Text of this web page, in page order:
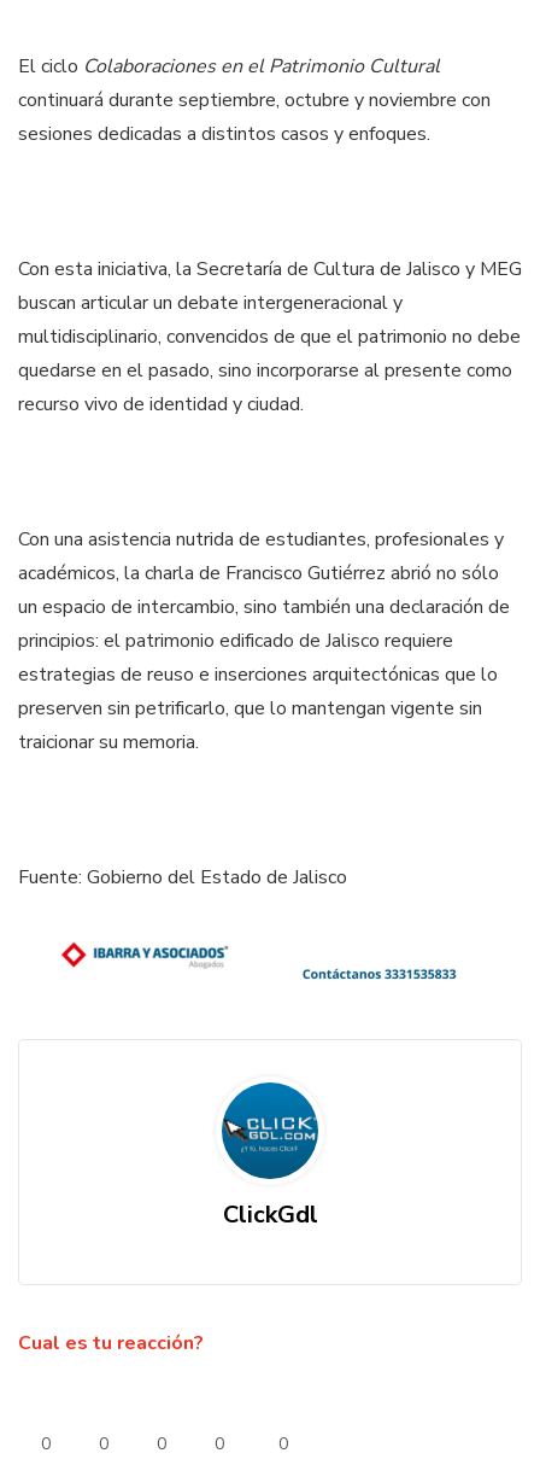
El ciclo Colaboraciones en el Patrimonio Cultural
continuará durante septiembre, octubre y noviembre con
sesiones dedicadas a distintos casos y enfoques.
Con esta iniciativa, la Secretaría de Cultura de Jalisco y MEG
buscan articular un debate intergeneracional y
multidisciplinario, convencidos de que el patrimonio no debe
quedarse en el pasado, sino incorporarse al presente como
recurso vivo de identidad y ciudad.
Con una asistencia nutrida de estudiantes, profesionales y
académicos, la charla de Francisco Gutiérrez abrió no sólo
un espacio de intercambio, sino también una declaración de
principios: el patrimonio edificado de Jalisco requiere
estrategias de reuso e inserciones arquitectónicas que lo
preserven sin petrificarlo, que lo mantengan vigente sin
traicionar su memoria.
Fuente: Gobierno del Estado de Jalisco
ClickGdl
Cual es tu reacción?
0 0 0 0 0